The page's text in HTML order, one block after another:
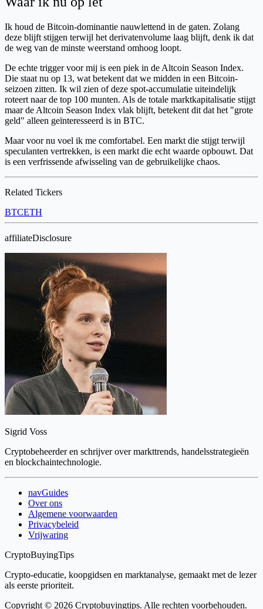
Ik houd de Bitcoin-dominantie nauwlettend in de gaten. Zolang
deze blijft stijgen terwijl het derivatenvolume laag blijft, denk ik dat
de weg van de minste weerstand omhoog loopt.
De echte trigger voor mij is een piek in de Altcoin Season Index.
Die staat nu op 13, wat betekent dat we midden in een Bitcoin-
seizoen zitten. Ik wil zien of deze spot-accumulatie uiteindelijk
roteert naar de top 100 munten. Als de totale marktkapitalisatie stijgt
maar de Altcoin Season Index vlak blijft, betekent dit dat het "grote
geld" alleen geïnteresseerd is in BTC.
Maar voor nu voel ik me comfortabel. Een markt die stijgt terwijl
speculanten vertrekken, is een markt die echt waarde opbouwt. Dat
is een verfrissende afwisseling van de gebruikelijke chaos.
Related Tickers
BTCETH
affiliateDisclosure
Sigrid Voss
Cryptobeheerder en schrijver over markttrends, handelsstrategieën
en blockchaintechnologie.
navGuides
Over ons
Algemene voorwaarden
Privacybeleid
Vrijwaring
CryptoBuyingTips
Crypto-educatie, koopgidsen en marktanalyse, gemaakt met de lezer
als eerste prioriteit.
Copyright © 2026 Cryptobuyingtips. Alle rechten voorbehouden.